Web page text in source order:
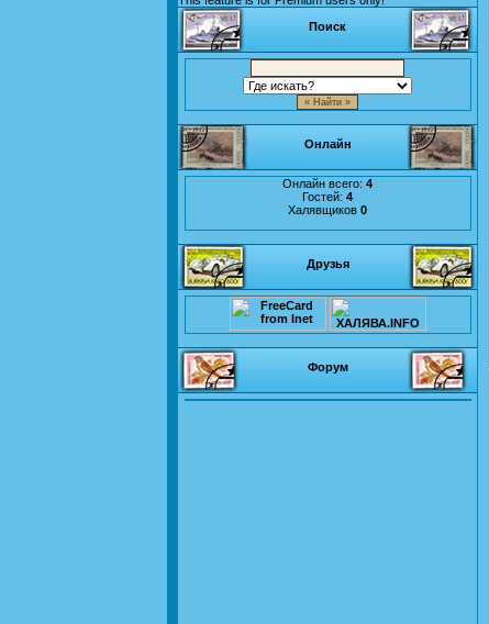
Поиск
Онлайн
Онлайн всего: 4
Гостей: 4
Халявщиков 0
Друзья
Форум